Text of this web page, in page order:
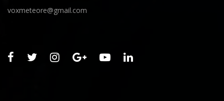
voxmeteore@gmail.com